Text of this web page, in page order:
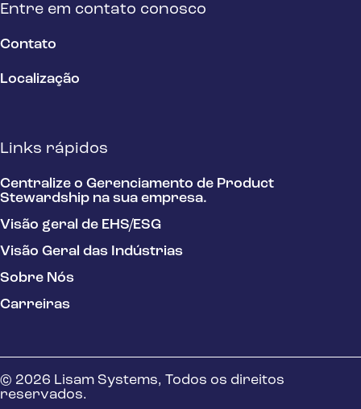
Entre em contato conosco
Contato
Localização
Links rápidos
Centralize o Gerenciamento de Product
Stewardship na sua empresa.
Visão geral de EHS/ESG
Visão Geral das Indústrias
Sobre Nós
Carreiras
© 2026 Lisam Systems, Todos os direitos
reservados.